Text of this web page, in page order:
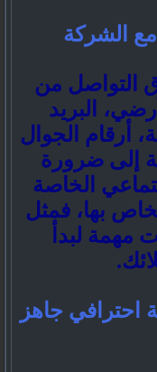
التواصل من
البريد
أرقام الجوال
إلى ضرورة
الخاصة
بها، فمثل
مهمة لبدأ
احترافي جاهز